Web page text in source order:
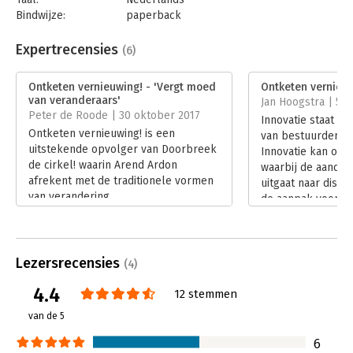
Bindwijze:
paperback
Uitgever:
Business Contact
Verschijningsdatum:
Hoofdrubriek: Organisatiekunde
Verandermanagement
Business Bibliotheek
Expertrecensies (6)
Ontketen vernieuwing! - 'Vergt moed
van veranderaars'
Peter de Roode | 30 oktober 2017
Ontketen vernieuwing! is een
uitstekende opvolger van Doorbreek
de cirkel! waarin Arend Ardon
afrekent met de traditionele vormen
van verandering.
Ontketen
Jan Hoogstra | 5
Innovatie staat
van bestuurders
Innovatie kan
waarbij de
uitgaat naar
de aanpak voor
beweging,
Lezersrecensies (4)
4.4
van de 5
12 stemmen
6